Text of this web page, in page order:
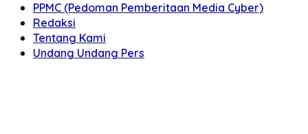
PPMC (Pedoman Pemberitaan Media Cyber)
Redaksi
Tentang Kami
Undang Undang Pers